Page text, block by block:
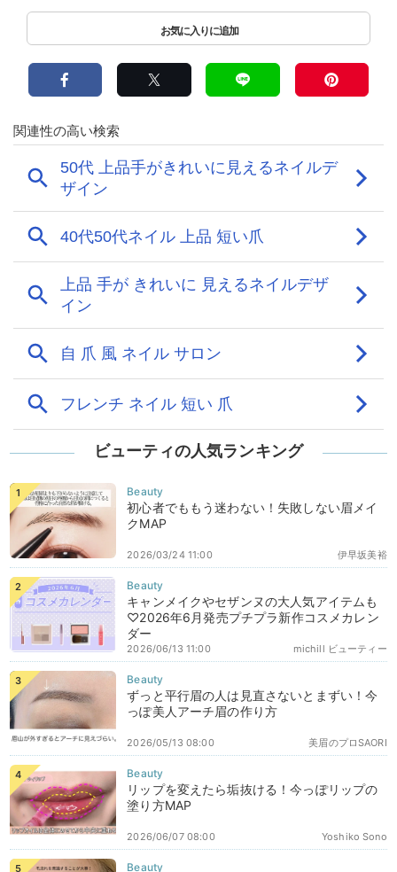
ビューティの人気ランキング
初心者でももう迷わない！失敗しない眉メイ
クMAP
伊早坂美裕
2026/03/24 11:00
キャンメイクやセザンヌの大人気アイテムも
♡2026年6月発売プチプラ新作コスメカレン
ダー
michill ビューティー
2026/06/13 11:00
ずっと平行眉の人は見直さないとまずい！今
っぽ美人アーチ眉の作り方
美眉のプロSAORI
2026/05/13 08:00
リップを変えたら垢抜ける！今っぽリップの
塗り方MAP
Yoshiko Sono
2026/06/07 08:00